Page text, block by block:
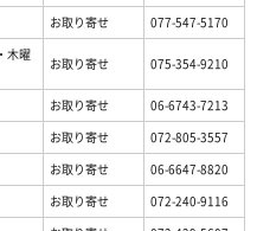
お取り寄せ 077-547-5170
木曜
お取り寄せ 075-354-9210
お取り寄せ
06-6743-7213
お取り寄せ
072-805-3557
お取り寄せ
06-6647-8820
お取り寄せ
072-240-9116